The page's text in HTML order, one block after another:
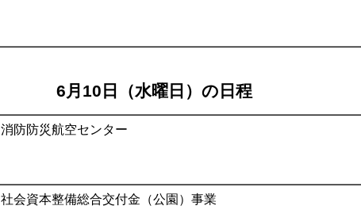
6月10日（水曜日）の日程
消防防災航空センター
社会資本整備総合交付金（公園）事業